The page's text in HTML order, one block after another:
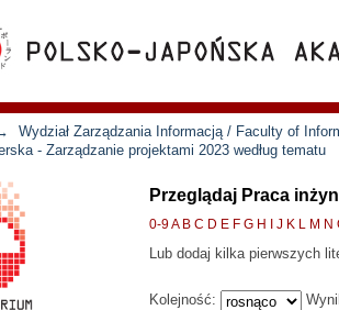
Wydział Zarządzania Informacją / Faculty of
- Zarządzanie projektami 2023 według tematu
Przeglądaj Praca
0-9A B C D E F G H J K L M N
Lub dodaj kilka pierwszych
Kolejność: